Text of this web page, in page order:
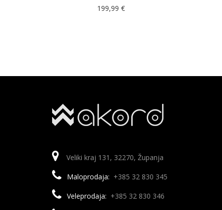
199,99 €
Veliki kraj 131, 32270, Županja
Maloprodaja: +385 32 830 345
Veleprodaja: +385 32 830 346